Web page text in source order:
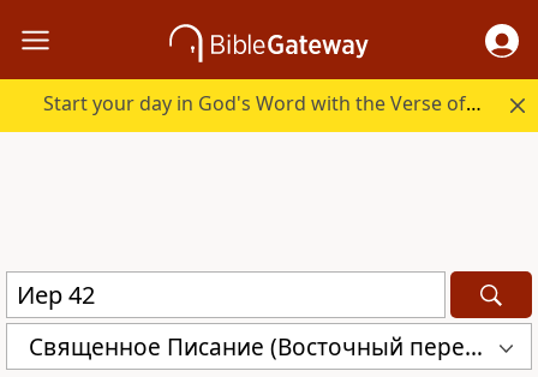
Start your day in God's Word with the Verse of the Day.
Священное Писание (Восточный перевод), версия с «Аллахом» (CARSA)